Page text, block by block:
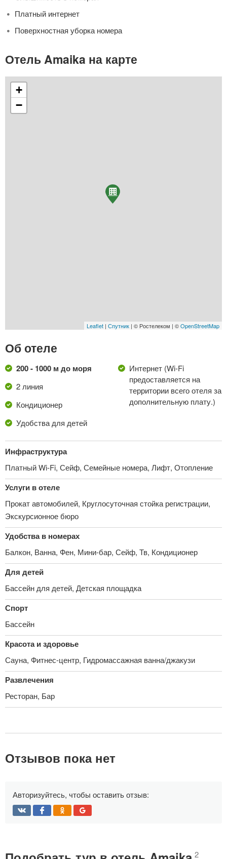
Платный интернет
Поверхностная уборка номера
Отель Amaika на карте
+
−
Leaflet | Спутник | © Ростелеком | ©OpenStreetMap
Об отеле
200 - 1000 м до моря
2 линия
Кондиционер
Удобства для детей
Интернет (Wi-Fi
предоставляется на
территории всего отеля за
дополнительную плату.)
Инфраструктура
Платный Wi-Fi, Сейф, Семейные номера, Лифт, Отопление
Услуги в отеле
Прокат автомобилей, Круглосуточная стойка регистрации,
Экскурсионное бюро
Удобства в номерах
Балкон, Ванна, Фен, Мини-бар, Сейф, Тв, Кондиционер
Для детей
Бассейн для детей, Детская площадка
Спорт
Бассейн
Красота и здоровье
Сауна, Фитнес-центр, Гидромассажная ванна/джакузи
Развлечения
Ресторан, Бар
Отзывов пока нет
Авторизуйтесь, чтобы оставить отзыв:
2